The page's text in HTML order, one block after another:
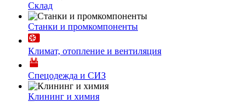
Склад
Станки и промкомпоненты
Климат, отопление и вентиляция
Спецодежда и СИЗ
Клининг и химия